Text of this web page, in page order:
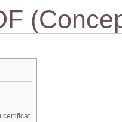
certificat.